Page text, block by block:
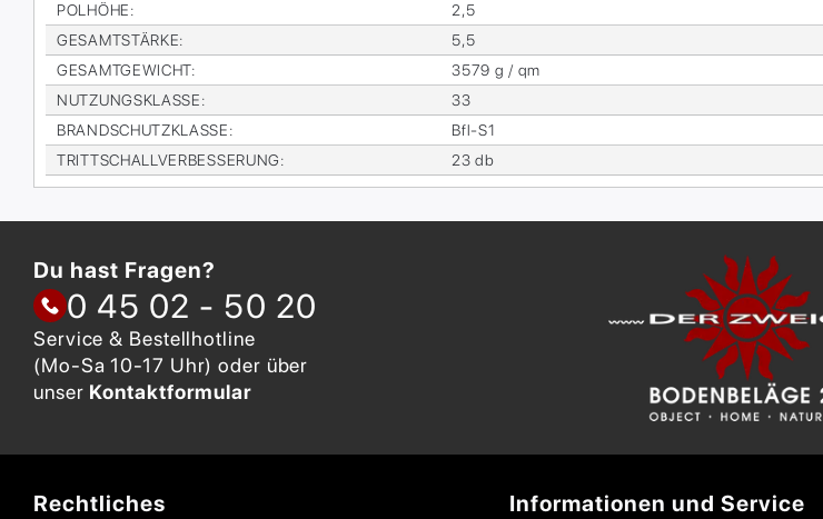
POL­HÖ­HE:
2,5
GE­SAMT­STÄR­KE:
5,5
GE­SAMT­GE­WICHT:
3579 g / qm
NUT­ZUNGS­KLAS­SE:
33
BRAND­SCHUTZ­KLAS­SE:
Bfl-S1
TRITT­SCHALL­VER­BES­SE­RUNG: 23 db
Du hast Fragen?
0 45 02 - 50 20
Service & Bestellhotline
(Mo-Sa 10-17 Uhr) oder über
unser Kontaktformular
Rechtliches Informationen und Service